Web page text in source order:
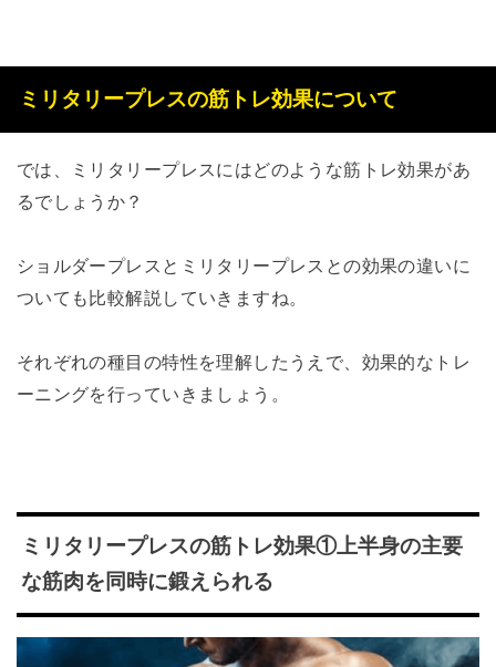
ミリタリープレスの筋トレ効果について
では、ミリタリープレスにはどのような筋トレ効果があ
るでしょうか？
ショルダープレスとミリタリープレスとの効果の違いに
ついても比較解説していきますね。
それぞれの種目の特性を理解したうえで、効果的なトレ
ーニングを行っていきましょう。
ミリタリープレスの筋トレ効果①上半身の主要
な筋肉を同時に鍛えられる